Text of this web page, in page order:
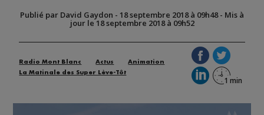
Publié par David Gaydon - 18 septembre 2018 à 09h48- Mis à
jour le 18 septembre 2018 à 09h52
Radio Mont Blanc Actus
Animation
La Matinale des Super Lève-Tôt